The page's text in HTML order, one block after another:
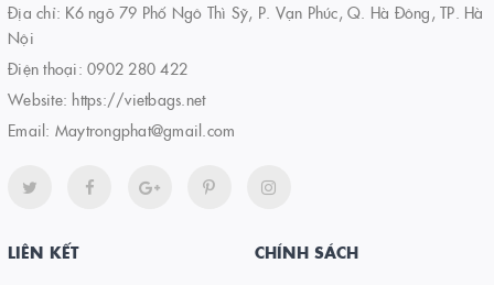
Địa chỉ: K6 ngõ 79 Phố Ngô Thì Sỹ, P. Vạn Phúc, Q. Hà Đông, TP. Hà
Nội
Điện thoại: 0902 280 422
Website: https://vietbags.net
Email: Maytrongphat@gmail.com
LIÊN KẾT CHÍNH SÁCH